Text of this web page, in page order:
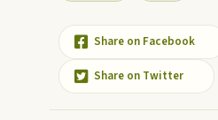
Share on Facebook
Share on Twitter